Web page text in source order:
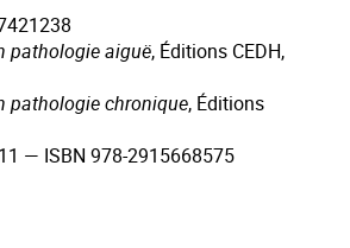
pathologie aiguë, Éditions CEDH,
pathologie chronique, Éditions
— ISBN 978-2915668575